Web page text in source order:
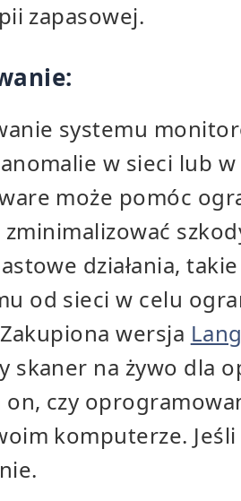
zapasowej.
systemu
w sieci lub w
może pomóc
działania,
od sieci w celu
wersja
skaner na żywo dla
on, czy
komputerze.